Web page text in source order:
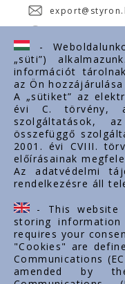
Fontos linkek
Rólunk
Dokumentumok
Kapcsolat
Karrier
Cég adatok
Tárhely adatok
Támogatások
-
„süti”)
információt
az Ön hozzájárulása
A „sütiket” az
évi C. törvény,
szolgáltatások,
összefüggő
2001. évi CVIII.
előírásainak
Az adatvédelmi
rendelkezésre áll
- This website
storing
requires your
"Cookies" are
Communications
amended by